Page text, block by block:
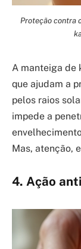
Proteção contra
A manteiga de
que ajudam a
pelos raios
impede a
Mas, atenção,
4. Ação